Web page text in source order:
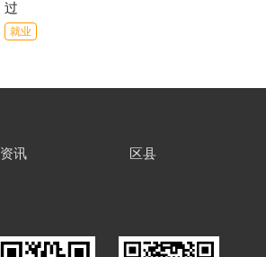
过
就业
资讯
区县